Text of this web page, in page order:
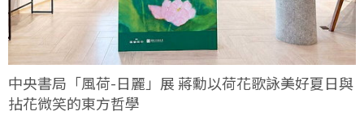
中央書局「風荷-日麗」展 蔣勳以荷花歌詠美好夏日與
拈花微笑的東方哲學